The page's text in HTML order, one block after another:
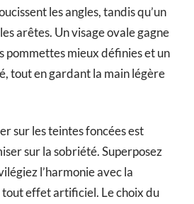
les angles, tandis qu’un
arêtes. Un visage ovale gagne
pommettes mieux définies et un
tout en gardant la main légère
sur les teintes foncées est
sur la sobriété. Superposez
l’harmonie avec la
effet artificiel. Le choix du